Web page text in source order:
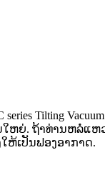
Tilting Vacuum
ຫຍ່. ຖ້າທ່ານຫລໍ່ແ
ຫ້ເປັນຟອງອາກາດ.